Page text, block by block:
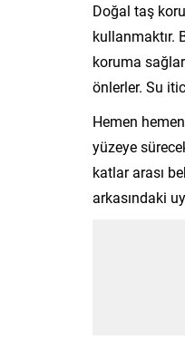
Doğal taş
kullanmaktır.
koruma
önlerler. Su
Hemen
yüzeye
katlar arası
arkasındaki